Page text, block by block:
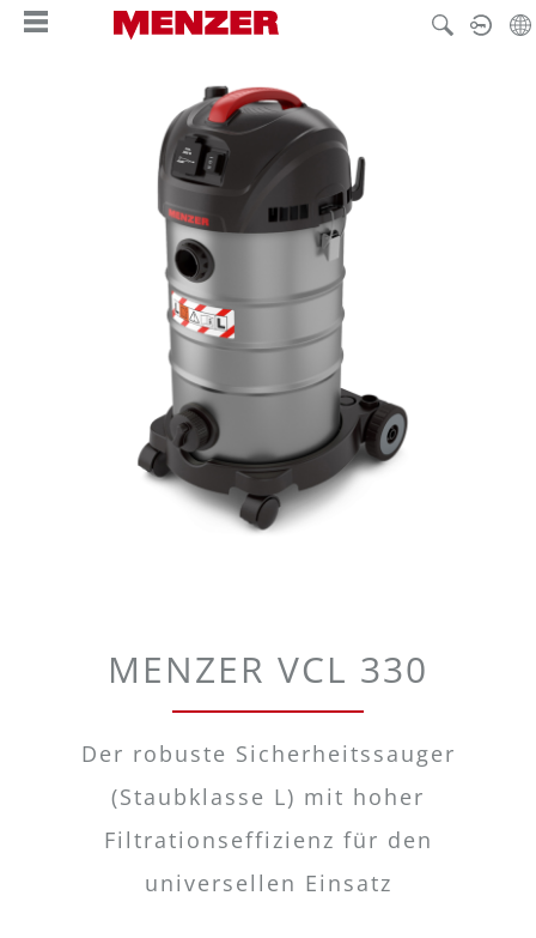
principal
MENZER VCL 330
Der robuste Sicherheitssauger
(Staubklasse L) mit hoher
Filtrationseffizienz für den
universellen Einsatz